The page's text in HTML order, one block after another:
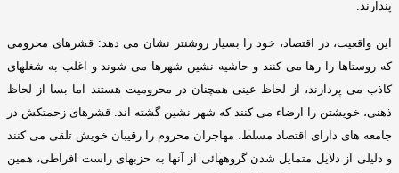
پندارند
این واقعیت، در اقتصاد، خود را بسیار روشنتر نشان می دهد :قشرهای محرومی
که روستاها را رها می کنند و حاشیه نشین شهرها می شوند و اغلب به شغلهای
کاذب می پردازند، از لحاظ عینی همچنان در محرومیت هستند اما بسا از لحاظ
ذهنی، خویشتن را ارضاء می کنند که شهر نشین گشته اند
قشرهای زحمتکش در
جامعه های دارای اقتصاد مسلط، مهاجران محروم را رقیبان خویش تلقی می کنند
و دلیلی از دلایل متمایل شدن گروههائی از آنها به حزبهای راست افراطی، همین